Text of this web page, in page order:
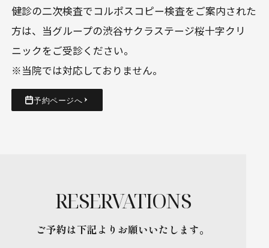
健診の二次検査でコルポスコピー検査をご案内された
方は、当グループの渋谷サクラステージ桜十字クリ
ニックをご受診ください。
※当院では対応しておりません。
予約ページへ
RESERVATIONS
ご予約は下記よりお願いいたします。